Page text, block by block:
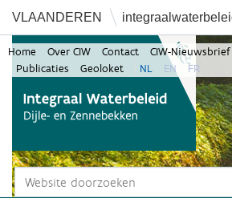
VLAANDEREN
Zoek
Home Over CIW Contact CIW-Nieuwsbrief
Publicaties
Geoloket NL EN FR